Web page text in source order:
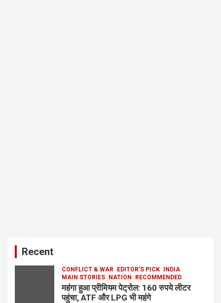
Recent
CONFLICT & WAR EDITOR'S PICK
INDIA
MAIN STORIES
NATION RECOMMENDED
महंगा हुआ प्रीमियम पेट्रोल: 160 रुपये लीटर
पहुंचा, ATF और LPG भी महंगे